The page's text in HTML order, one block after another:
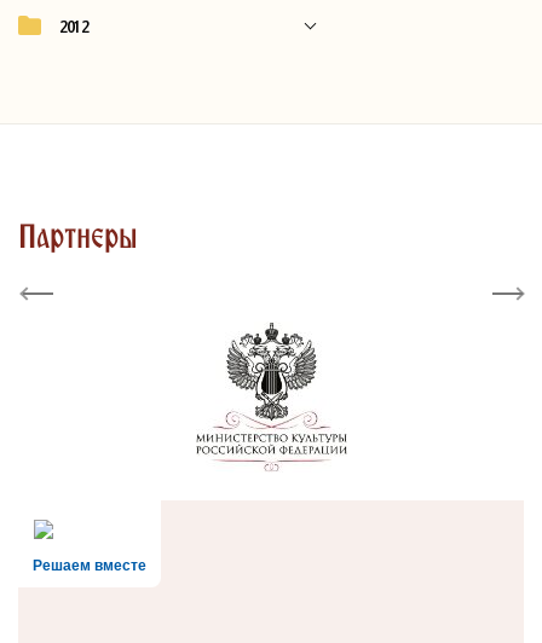
2012
Партнеры
Previous Next
Решаем вместе